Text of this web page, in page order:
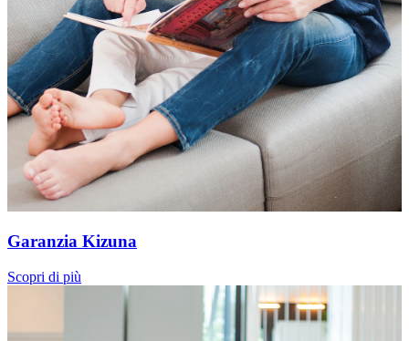
Garanzia Kizuna
Scopri di più